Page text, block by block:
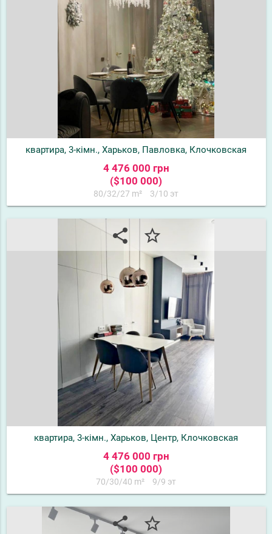
квартира, 3-кімн., Харьков, Павловка, Клочковская
4 476 000 грн
($100 000)
80/32/27 m² 3/10 эт
share star_border
квартира, 3-кімн., Харьков, Центр, Клочковская
4 476 000 грн
($100 000)
70/30/40 m² 9/9 эт
share star_border